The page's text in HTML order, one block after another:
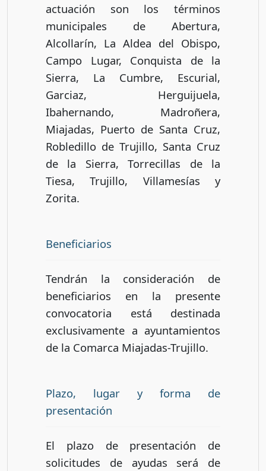
actuación son los términos
municipales de Abertura,
Alcollarín, La Aldea del Obispo,
Campo Lugar, Conquista de la
Sierra, La Cumbre, Escurial,
Garciaz, Herguijuela,
Ibahernando, Madroñera,
Miajadas, Puerto de Santa Cruz,
Robledillo de Trujillo, Santa Cruz
de la Sierra, Torrecillas de la
Tiesa, Trujillo, Villamesías y
Zorita.
Beneficiarios
Tendrán la consideración de
beneficiarios en la presente
convocatoria está destinada
exclusivamente a ayuntamientos
de la Comarca Miajadas-Trujillo.
Plazo, lugar y forma de
presentación
El plazo de presentación de
solicitudes de ayudas será de